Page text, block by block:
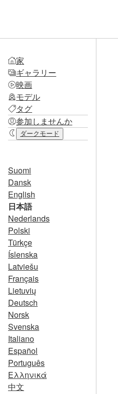
家
ギャラリー
映画
モデル
タグ
参加しませんか
ダークモード
Suomi
Dansk
English
日本語
Nederlands
Polski
Türkçe
Íslenska
Latviešu
Français
Lietuvių
Deutsch
Norsk
Svenska
Italiano
Español
Português
Ελληνικά
中文